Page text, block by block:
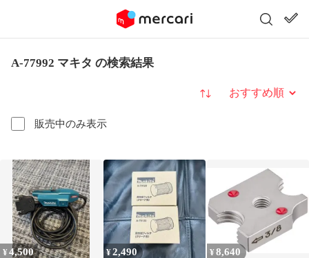
A-77992 マキタ の検索結果
販売中のみ表示
並び替え
¥4,500 ¥2,490 ¥8,640